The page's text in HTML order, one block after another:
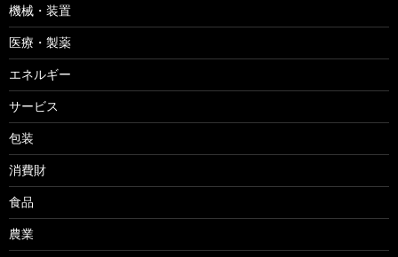
機械・装置
医療・製薬
エネルギー
サービス
包装
消費財
食品
農業